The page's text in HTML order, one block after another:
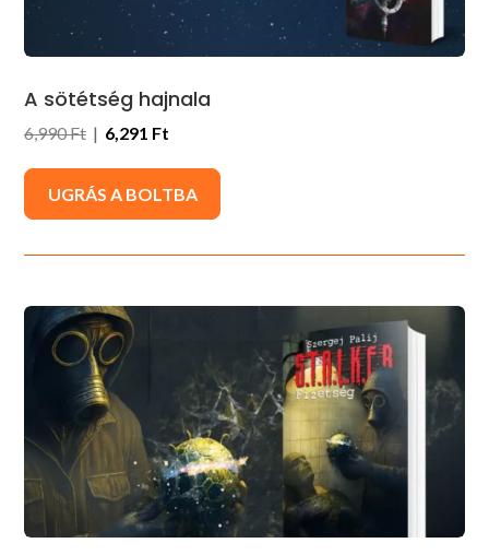
A sötétség hajnala
6,990 Ft| 6,291 Ft
UGRÁS A BOLTBA